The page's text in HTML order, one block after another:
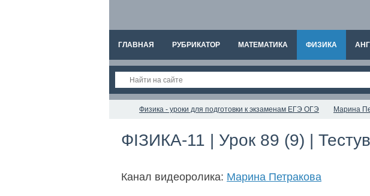
ГЛАВНАЯ РУБРИКАТОР МАТЕМАТИКА ФИЗИКА
Физика - уроки для подготовки к экзаменам ЕГЭ ОГЭ Марина
ФІЗИКА-11 | Урок 89 (9) |
Канал видеоролика: Марина Петракова